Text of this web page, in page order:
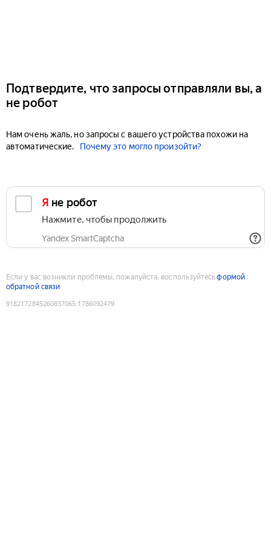
Подтвердите, что запросы отправляли вы, а
не робот
Нам очень жаль, но запросы с вашего устройства похожи на
автоматические.
Почему это могло произойти?
Я не робот
Нажмите, чтобы продолжить
Yandex SmartCaptcha
Если у вас возникли проблемы, пожалуйста, воспользуйтесьформой
обратной связи
9182172845260837065:1786092479